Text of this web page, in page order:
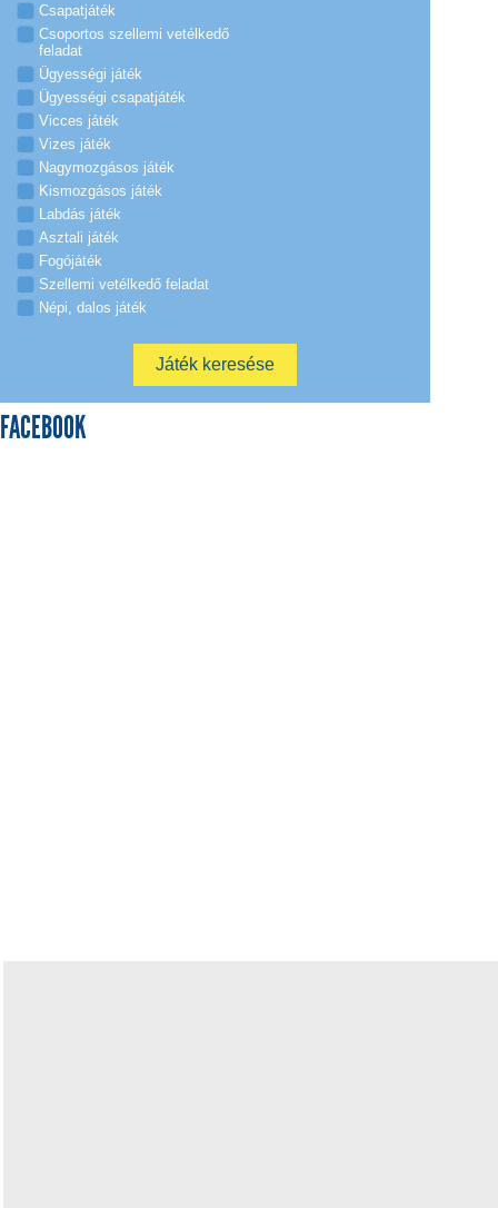
Csapatjáték
Csoportos szellemi vetélkedő
feladat
Ügyességi játék
Ügyességi csapatjáték
Vicces játék
Vizes játék
Nagymozgásos játék
Kismozgásos játék
Labdás játék
Asztali játék
Fogójáték
Szellemi vetélkedő feladat
Népi, dalos játék
FACEBOOK